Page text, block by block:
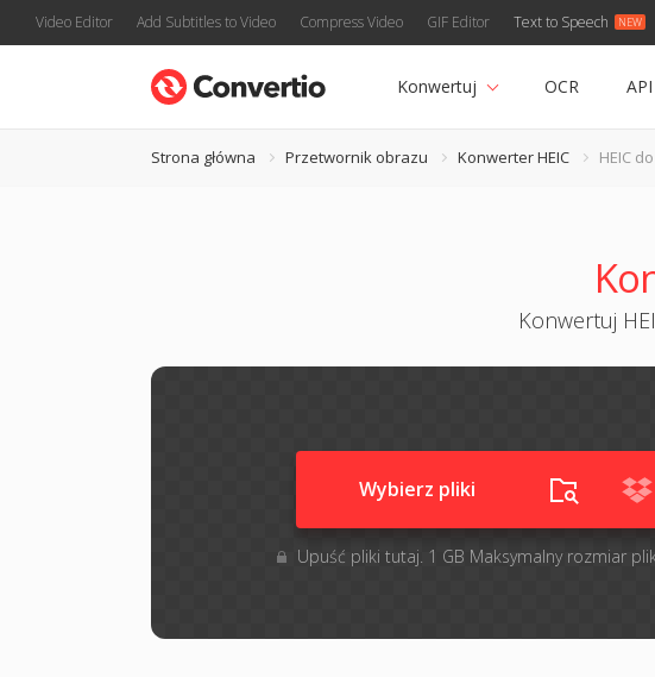
Video Editor Add Subtitles to Video Compress Video GIF Editor Text to Speech
Konwertuj OCR API
Strona główna Przetwornik obrazu Konwerter HEIC HEIC
Konwertuj
Wybierz pliki
Upuść pliki tutaj. 1 GB Maksymalny rozmiar